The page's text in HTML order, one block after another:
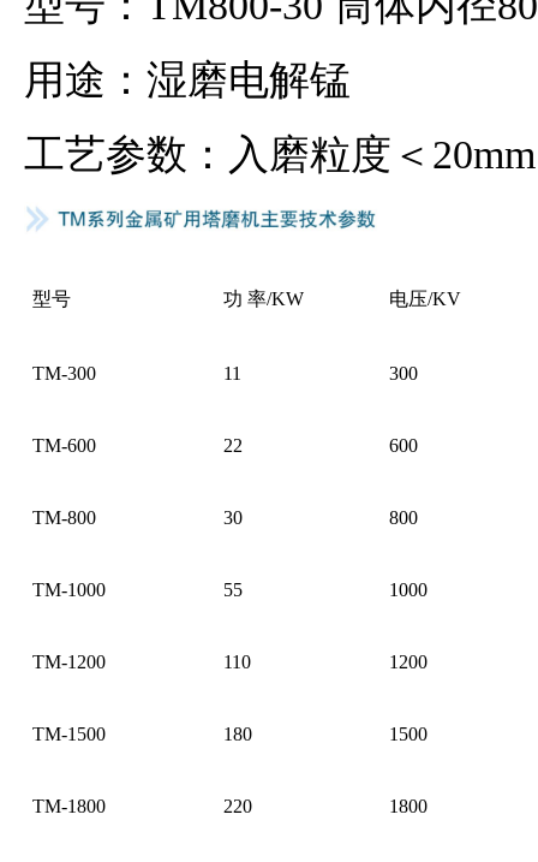
用途：湿磨电解锰
工艺参数：入磨粒度＜
型号 功 率/KW 电压/KV
TM-300 11 300
TM-600 22 600
TM-800 30 800
TM-1000 55 1000
TM-1200 110 1200
TM-1500 180 1500
TM-1800 220 1800